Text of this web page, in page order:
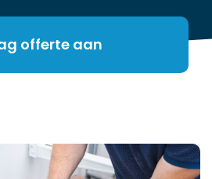
offerte aan